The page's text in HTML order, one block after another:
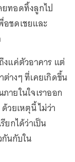
ทอดทิ้งลูกไป
อชดเชยและ
งแค่ตัวอาคาร แต่
ต่างๆ ที่เคยเกิดขึ้น
ายในใจเราออก
วยเหตุนี้ ไม่ว่า
ยกได้ว่าเป็น
กันกับใน